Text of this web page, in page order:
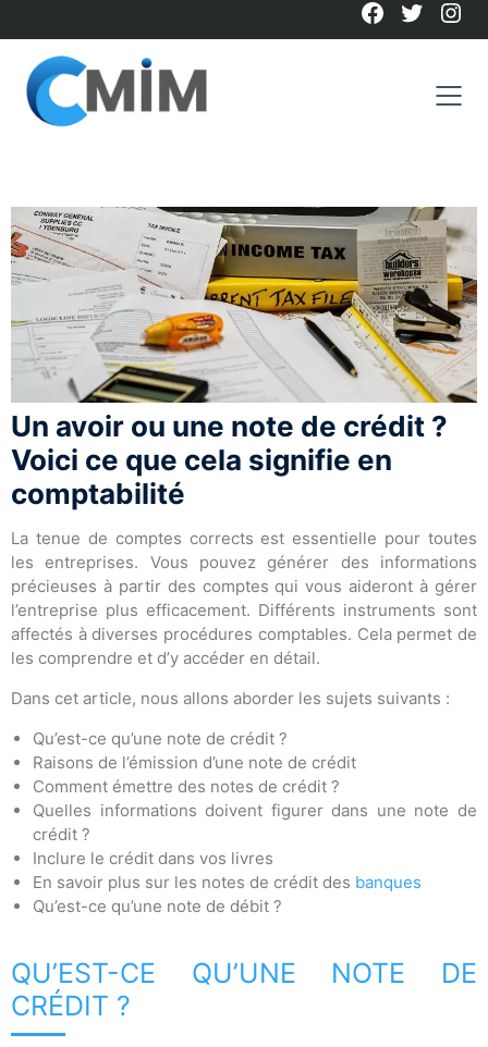
to
content
Facebook
Twitter
Un avoir ou une note de crédit ?
Voici ce que cela signifie en
comptabilité
La tenue de comptes corrects est essentielle pour toutes
les entreprises. Vous pouvez générer des informations
précieuses à partir des comptes qui vous aideront à gérer
l’entreprise plus efficacement. Différents instruments sont
affectés à diverses procédures comptables. Cela permet de
les comprendre et d’y accéder en détail.
Dans cet article, nous allons aborder les sujets suivants :
Qu’est-ce qu’une note de crédit ?
Raisons de l’émission d’une note de crédit
Comment émettre des notes de crédit ?
Quelles informations doivent figurer dans une note de
crédit ?
Inclure le crédit dans vos livres
En savoir plus sur les notes de crédit des banques
Qu’est-ce qu’une note de débit ?
QU’EST-CE QU’UNE NOTE DE
CRÉDIT ?